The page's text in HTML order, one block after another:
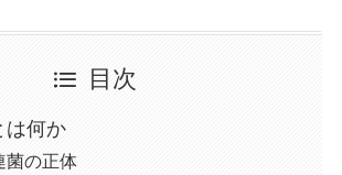
目次
は何か
菌の正体